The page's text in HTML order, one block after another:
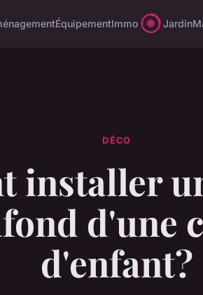
ÉquipementImmo Jardin
DÉCO
installer
d'une
d'enfant?